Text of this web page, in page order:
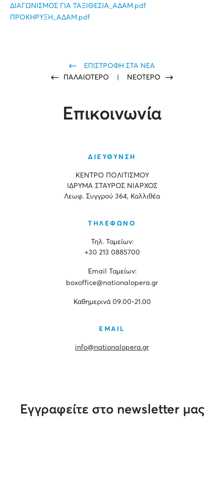
ΔΙΑΓΩΝΙΣΜΟΣ ΓΙΑ ΤΑΞΙΘΕΣΙΑ_ΑΔΑΜ.pdf
ΠΡΟΚΗΡΥΞΗ_ΑΔΑΜ.pdf
ΕΠΙΣΤΡΟΦΗ ΣΤΑ ΝΕΑ
ΠΑΛΑΙΟΤΕΡΟ
ΝΕΟΤΕΡΟ
Επικοινωνία
ΔΙΕΥΘΥΝΣΗ
ΚΕΝΤΡΟ ΠΟΛΙΤΙΣΜΟΥ
ΙΔΡΥΜΑ ΣΤΑΥΡΟΣ ΝΙΑΡΧΟΣ
Λεωφ. Συγγρού 364, Καλλιθέα
ΤΗΛΕΦΩΝΟ
Τηλ. Ταμείων:
+30 213 0885700
Εmail Ταμείων:
boxoffice@nationalopera.gr
Καθημερινά 09.00-21.00
EMAIL
info@nationalopera.gr
Εγγραφείτε στο newsletter μας